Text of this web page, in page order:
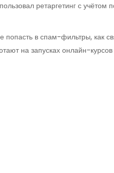
ретаргетинг с учётом
попасть в спам-фильтры, как
на запусках онлайн-